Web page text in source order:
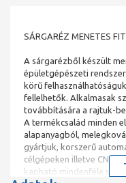
SÁRGARÉZ MENETES
A sárgarézből készült
épületgépészeti
körű
fellelhetők. Alkalmasak
továbbítására a rajtuk-
A termékcsalád minden
alapanyagból,
gyártjuk, korszerű
célgépeken illetve CNC
kapható mindenféle